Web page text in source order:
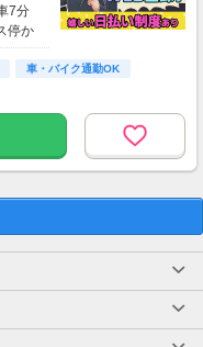
7分
停か
車・バイク通勤OK